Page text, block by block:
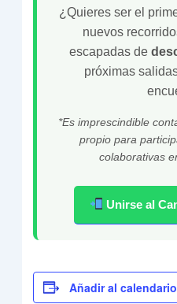
¿Quieres ser el
nuevos
escapadas de
próximas
*Es imprescindible
propio para
colaborativas
Unirse al
Añadir al calendario